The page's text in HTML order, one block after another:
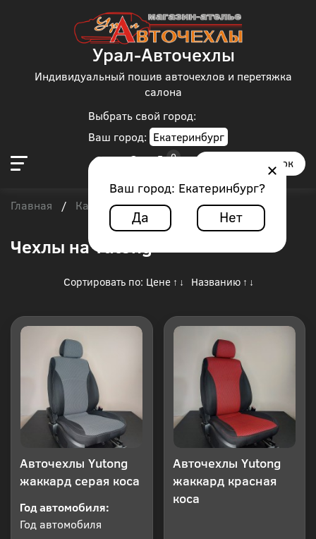
Выбрать свой город:
Ваш город: Екатеринбург
Ваш город: Екатеринбург?
Да Нет
Урал-Авточехлы
Индивидуальный пошив авточехлов и перетяжка
салона
Заказать звонок
Главная / Каталог чехлов / Автобус / Yutong
Чехлы на Yutong
Сортировать по: Цене ↑ ↓ Названию ↑ ↓
Авточехлы Yutong
жаккард серая коса
Год автомобиля:
Год автомобиля
Авточехлы Yutong
жаккард красная
коса